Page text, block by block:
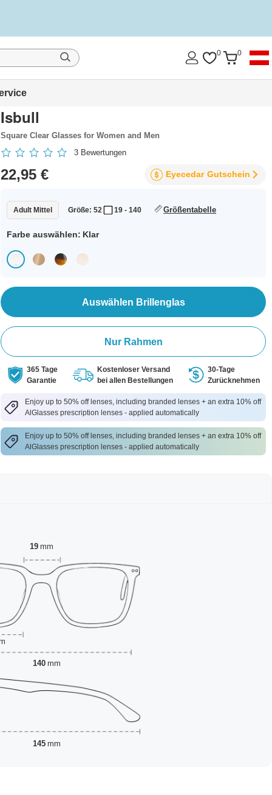
0 0
Isbull
Square Clear Glasses for Women and Men
3 Bewertungen
22,95 € Eyecedar Gutschein
Adult Mittel Größe: 52 19 - 140 Größentabelle
Farbe auswählen: Klar
Auswählen Brillenglas
Nur Rahmen
365 Tage
Garantie
Kostenloser Versand
bei allen Bestellungen
30-Tage
Zurücknehmen
Enjoy up to 50% off lenses, including branded lenses + an extra 10% off
AlGlasses prescription lenses - applied automatically
Enjoy up to 50% off lenses, including branded lenses + an extra 10% off
AlGlasses prescription lenses - applied automatically
19 mm
140 mm
145 mm